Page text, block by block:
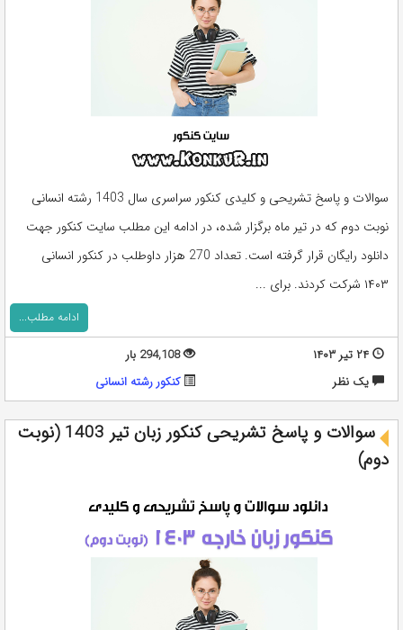
سوالات و پاسخ تشریحی و کلیدی کنکور سراسری سال 1403 رشته انسانی
نوبت دوم که در تیر ماه برگزار شده، در ادامه این مطلب سایت کنکور جهت
دانلود رایگان قرار گرفته است. تعداد 270 هزار داوطلب در کنکور انسانی
۱۴۰۳ شرکت کردند. برای ...
ادامه مطلب...
۲۴ تیر ۱۴۰۳
294,108 بار
يک نظر
کنکور رشته انسانی
سوالات و پاسخ تشریحی کنکور زبان تیر 1403 (نوبت
دوم)